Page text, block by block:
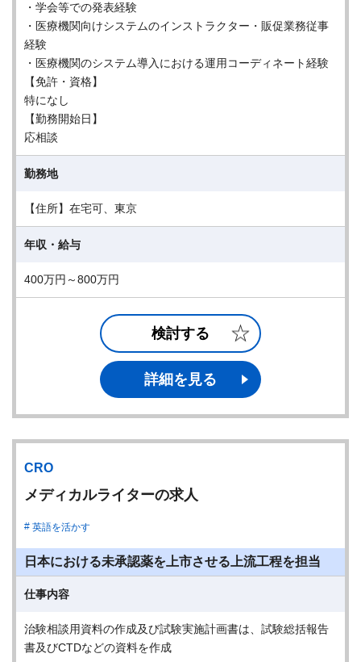
・学会等での発表経験
・医療機関向けシステムのインストラクター・販促業務従事
経験
・医療機関のシステム導入における運用コーディネート経験
【免許・資格】
特になし
【勤務開始日】
応相談
勤務地
【住所】在宅可、東京
年収・給与
400万円～800万円
検討する
詳細を見る
CRO
メディカルライターの求人
英語を活かす
日本における未承認薬を上市させる上流工程を担当
仕事内容
治験相談用資料の作成及び試験実施計画書は、試験総括報告
書及びCTDなどの資料を作成